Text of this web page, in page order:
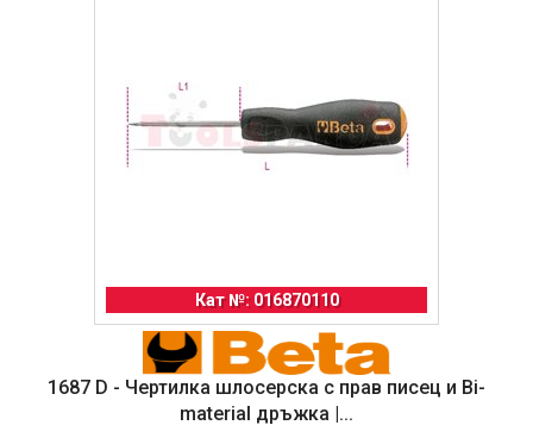
Кат №: 016870110
1687 D - Чертилка шлосерска с прав писец и Bi-
material дръжка |...